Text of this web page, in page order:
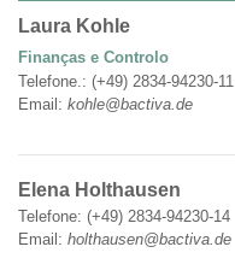
Laura Kohle
Finanças e Controlo
Telefone.: (+49) 2834-94230-11
Email: kohle@bactiva.de
Elena Holthausen
Telefone: (+49) 2834-94230-14
Email: holthausen@bactiva.de